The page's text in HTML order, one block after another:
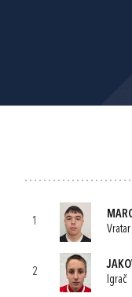
1
Vratar
2
Igrač